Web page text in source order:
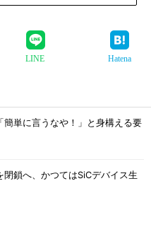
LINE Hatena
簡単に言うなや！」と身構える要
閉鎖へ、かつてはSiCデバイス生